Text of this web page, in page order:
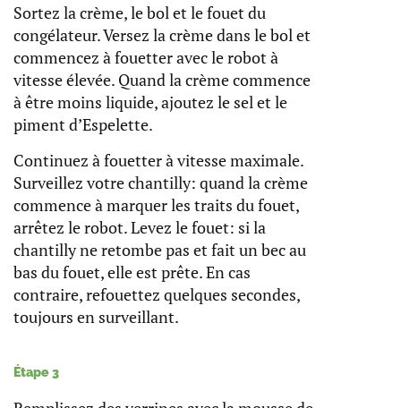
Sortez la crème, le bol et le fouet du
congélateur. Versez la crème dans le bol et
commencez à fouetter avec le robot à
vitesse élevée. Quand la crème commence
à être moins liquide, ajoutez le sel et le
piment d’Espelette.
Continuez à fouetter à vitesse maximale.
Surveillez votre chantilly: quand la crème
commence à marquer les traits du fouet,
arrêtez le robot. Levez le fouet: si la
chantilly ne retombe pas et fait un bec au
bas du fouet, elle est prête. En cas
contraire, refouettez quelques secondes,
toujours en surveillant.
Étape 3